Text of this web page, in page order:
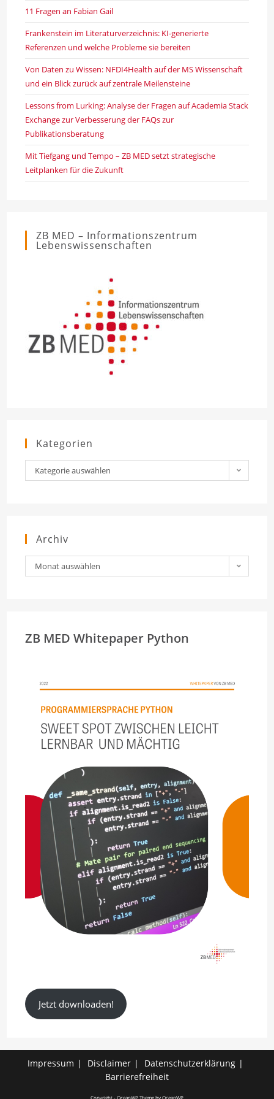
11 Fragen an Fabian Gail
Frankenstein im Literaturverzeichnis: KI-generierte
Referenzen und welche Probleme sie bereiten
Von Daten zu Wissen: NFDI4Health auf der MS Wissenschaft
und ein Blick zurück auf zentrale Meilensteine
Lessons from Lurking: Analyse der Fragen auf Academia Stack
Exchange zur Verbesserung der FAQs zur
Publikationsberatung
Mit Tiefgang und Tempo – ZB MED setzt strategische
Leitplanken für die Zukunft
ZB MED – Informationszentrum
Lebenswissenschaften
Kategorien
Kategorien
Kategorie auswählen
Archiv
Archiv
Monat auswählen
ZB MED Whitepaper Python
Jetzt downloaden!
Impressum Disclaimer
Datenschutzerklärung
Barrierefreiheit
Copyright - OceanWP Theme by OceanWP